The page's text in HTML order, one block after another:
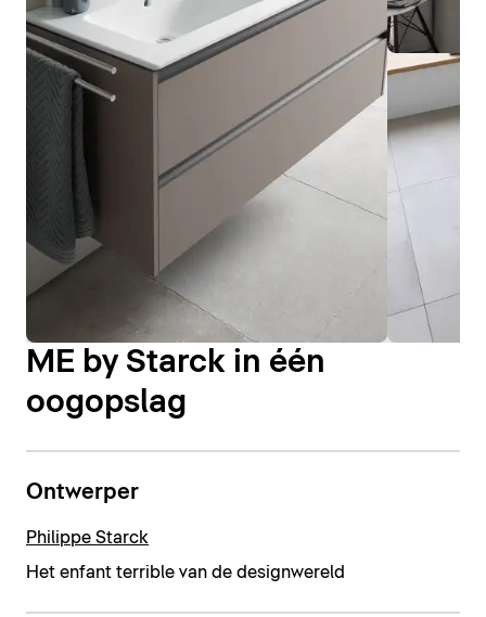
ME by Starck in één
oogopslag
Ontwerper
Philippe Starck
Het enfant terrible van de designwereld